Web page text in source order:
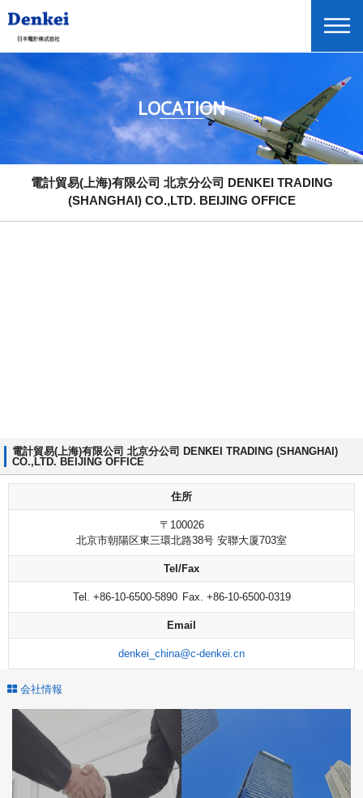
電計貿易(上海)有限公司 本社 DENKEI TRADING (SHANGHAI) CO.,LTD.
/ HEAD OFFICE
電計貿易(上海)有限公司 浦東事務所 DENKEI TRADING (SHANGHAI)
CO.,LTD. / PUDONG OFFICE
電計貿易(上海)有限公司 浦西事務所 DENKEI TRADING (SHANGHAI)
CO.,LTD. PUXI OFFICE
LOCATION
電計貿易(上海)有限公司 北京分公司 DENKEI TRADING
(SHANGHAI) CO.,LTD. BEIJING OFFICE
電計貿易(上海)有限公司 北京分公司 DENKEI TRADING (SHANGHAI)
CO.,LTD. BEIJING OFFICE
住所
〒100026
北京市朝陽区東三環北路38号 安聯大厦703室
Tel/Fax
Tel. +86-10-6500-5890 Fax. +86-10-6500-0319
Email
denkei_china@c-denkei.cn
会社情報